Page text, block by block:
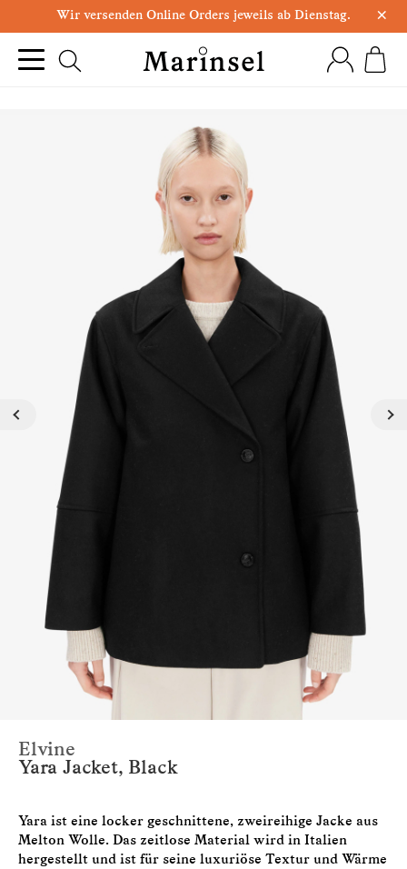
Wir versenden Online Orders jeweils ab Dienstag. ×
Elvine
Yara Jacket, Black
Yara ist eine locker geschnittene, zweireihige Jacke aus
Melton Wolle. Das zeitlose Material wird in Italien
hergestellt und ist für seine luxuriöse Textur und Wärme